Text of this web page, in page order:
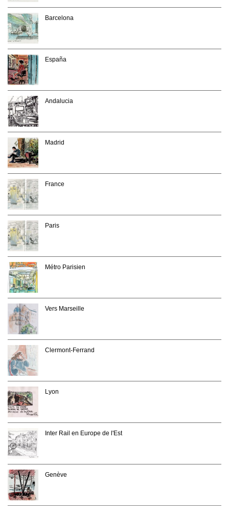
Barcelona
España
Andalucia
Madrid
France
Paris
Métro Parisien
Vers Marseille
Clermont-Ferrand
Lyon
Inter Rail en Europe de l'Est
Genève